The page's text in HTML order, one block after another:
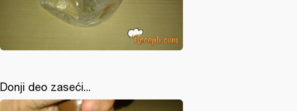
Donji deo zaseći...